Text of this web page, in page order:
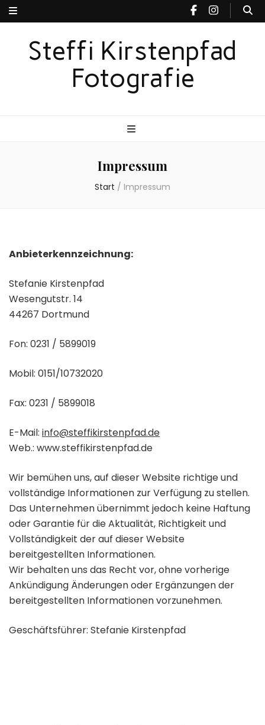
Steffi Kirstenpfad
Fotografie
Impressum
Start / Impressum
Anbieterkennzeichnung:
Stefanie Kirstenpfad
Wesengutstr. 14
44267 Dortmund
Fon: 0231 / 5899019
Mobil: 0151/10732020
Fax: 0231 / 5899018
E-Mail: info@steffikirstenpfad.de
Web.: www.steffikirstenpfad.de
Wir bemühen uns, auf dieser Website richtige und
vollständige Informationen zur Verfügung zu stellen.
Das Unternehmen übernimmt jedoch keine Haftung
oder Garantie für die Aktualität, Richtigkeit und
Vollständigkeit der auf dieser Website
bereitgestellten Informationen.
Wir behalten uns das Recht vor, ohne vorherige
Ankündigung Änderungen oder Ergänzungen der
bereitgestellten Informationen vorzunehmen.
Geschäftsführer: Stefanie Kirstenpfad